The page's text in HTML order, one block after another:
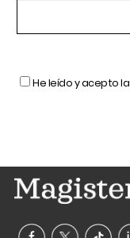
He leído y acepto la